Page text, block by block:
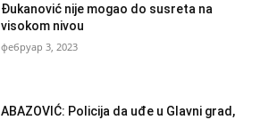
Đukanović nije mogao do susreta na
visokom nivou
фебруар 3, 2023
ABAZOVIĆ: Policija da uđe u Glavni grad,